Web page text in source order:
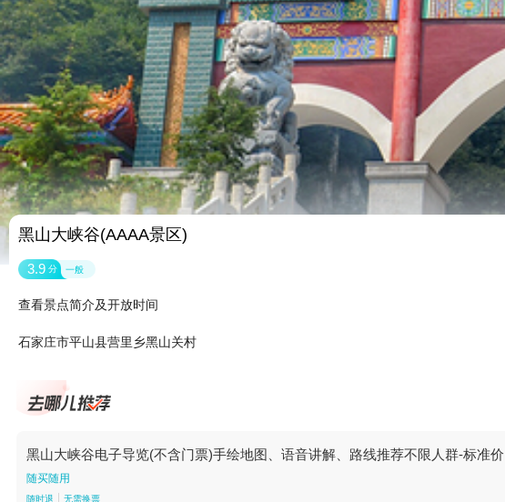
黑山大峡谷(AAAA景区)
3.9 分 一般
查看景点简介及开放时间
石家庄市平山县营里乡黑山关村
黑山大峡谷电子导览(不含门票)手绘地图、语音讲解、路线推荐不限人群-标准价
随买随用
随时退 无需换票